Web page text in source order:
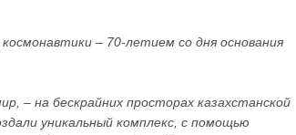
– 70-летием со дня основания
– на бескрайних просторах казахстанской
уникальный комплекс, с помощью